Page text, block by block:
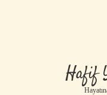
Hafif